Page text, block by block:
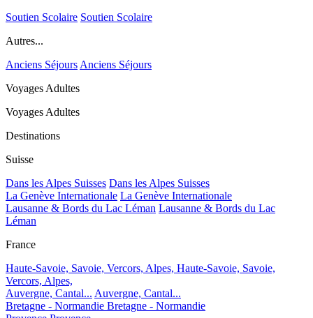
Soutien Scolaire Soutien Scolaire
Autres...
Anciens Séjours Anciens Séjours
Voyages Adultes
Voyages Adultes
Destinations
Suisse
Dans les Alpes Suisses Dans les Alpes Suisses
La Genève Internationale La Genève Internationale
Lausanne & Bords du Lac Léman Lausanne & Bords du Lac
Léman
France
Haute-Savoie, Savoie, Vercors, Alpes, Haute-Savoie, Savoie,
Vercors, Alpes,
Auvergne, Cantal... Auvergne, Cantal...
Bretagne - Normandie Bretagne - Normandie